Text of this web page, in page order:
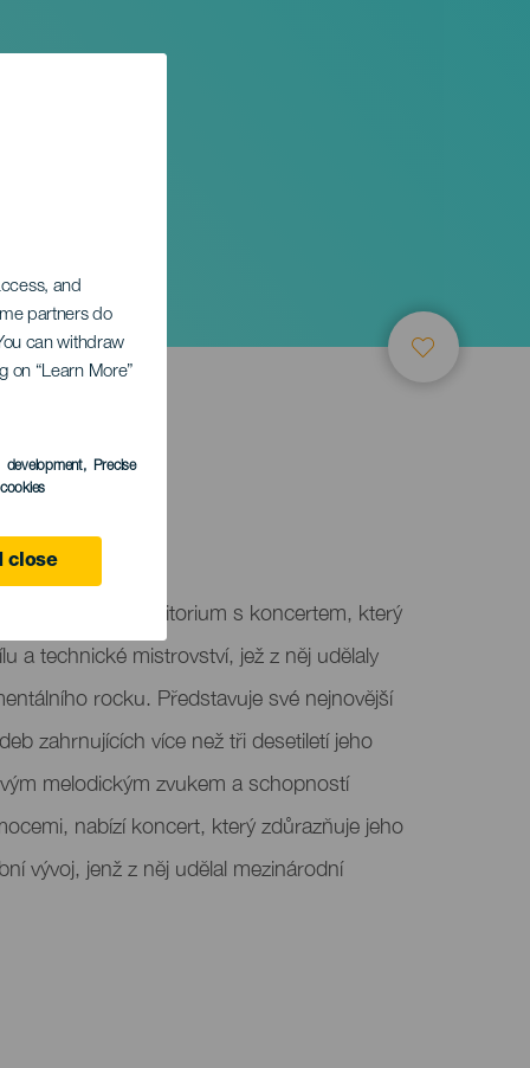
and
partners do
can withdraw
on “Learn More”
development, Precise
close
Kraus Auditorium s koncertem, který
a technické mistrovství, jež z něj udělaly
rocku. Představuje své nejnovější
zahrnujících více než tři desetiletí jeho
melodickým zvukem a schopností
nabízí koncert, který zdůrazňuje jeho
vývoj, jenž z něj udělal mezinárodní